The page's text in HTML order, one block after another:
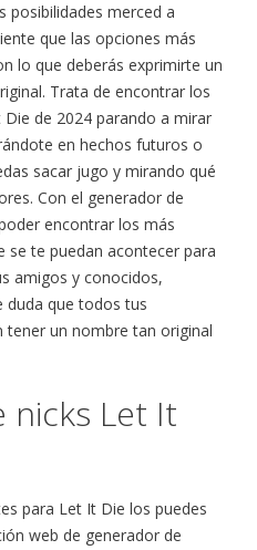
posibilidades merced a
que las opciones más
lo que deberás exprimirte un
Trata de encontrar los
de 2024 parando a mirar
en hechos futuros o
sacar jugo y mirando qué
Con el generador de
encontrar los más
se te puedan acontecer para
amigos y conocidos,
duda que todos tus
tener un nombre tan original
nicks Let It
para Let It Die los puedes
web de generador de